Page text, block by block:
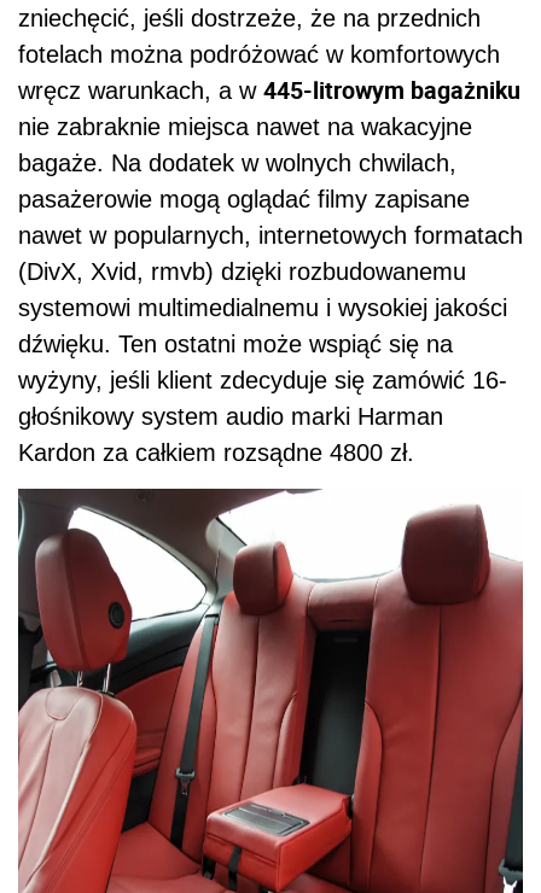
zniechęcić, jeśli dostrzeże, że na przednich
fotelach można podróżować w komfortowych
wręcz warunkach, a w 445-litrowym bagażniku
nie zabraknie miejsca nawet na wakacyjne
bagaże. Na dodatek w wolnych chwilach,
pasażerowie mogą oglądać filmy zapisane
nawet w popularnych, internetowych formatach
(DivX, Xvid, rmvb) dzięki rozbudowanemu
systemowi multimedialnemu i wysokiej jakości
dźwięku. Ten ostatni może wspiąć się na
wyżyny, jeśli klient zdecyduje się zamówić 16-
głośnikowy system audio marki Harman
Kardon za całkiem rozsądne 4800 zł.